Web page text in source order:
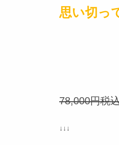
思い切っ
78,000円税
↓↓↓